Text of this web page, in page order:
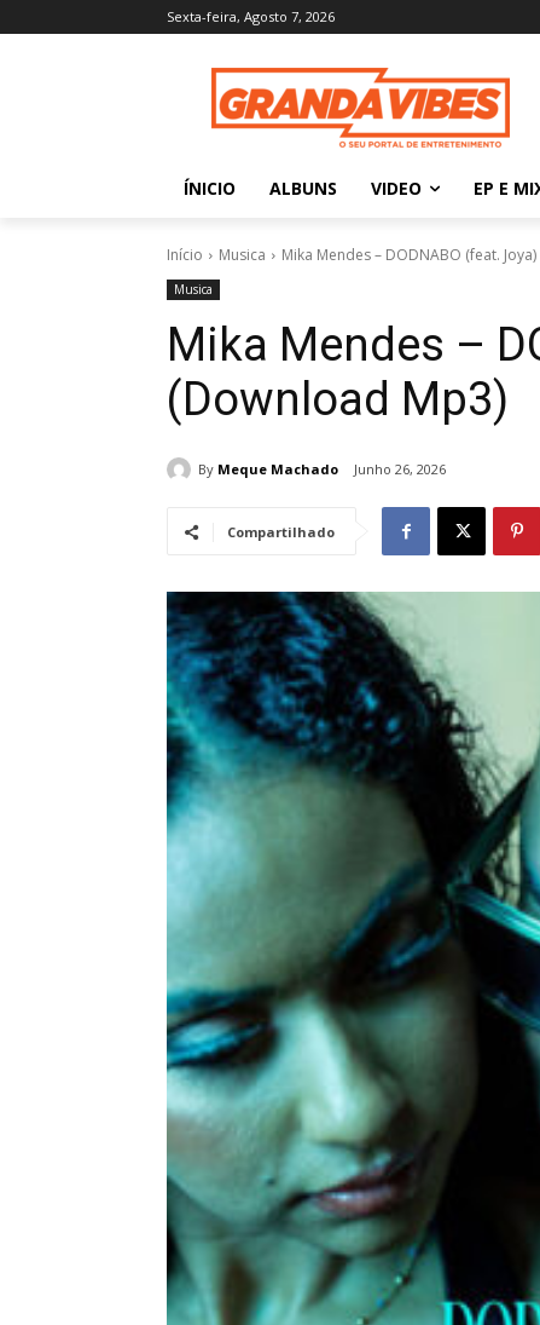
Sexta-feira, Agosto 7, 2026
ÍNICIO ALBUNS VIDEO EP E
Início Musica Mika Mendes – DODNABO (feat.
Musica
Mika Mendes –
(Download Mp3)
By Meque Machado Junho 26, 2026
Compartilhado